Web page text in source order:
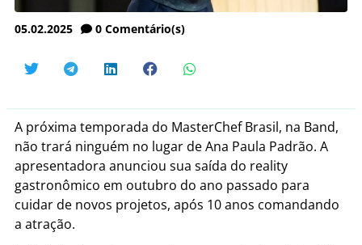
05.02.2025 0 Comentário(s)
A próxima temporada do MasterChef Brasil, na Band,
não trará ninguém no lugar de Ana Paula Padrão. A
apresentadora anunciou sua saída do reality
gastronômico em outubro do ano passado para
cuidar de novos projetos, após 10 anos comandando
a atração.